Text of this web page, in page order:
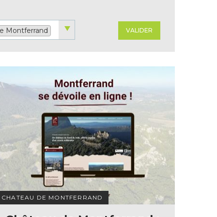
Montferrand VALIDER
CHATEAU DE MONTFERRAND